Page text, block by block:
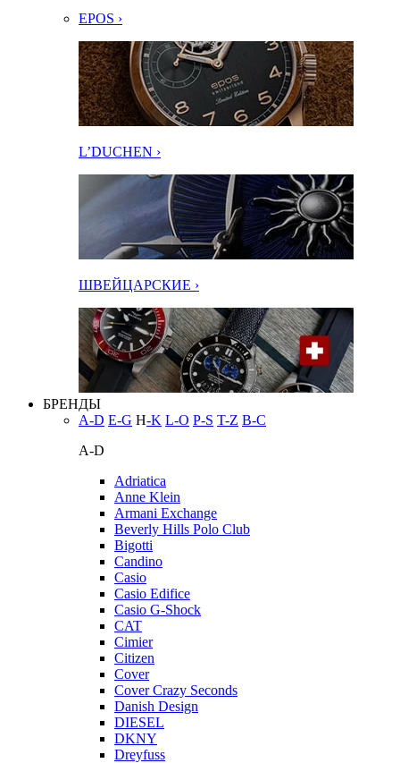
EPOS ›
L’DUCHEN ›
ШВЕЙЦАРСКИЕ ›
БРЕНДЫ
A-D E-G H-K L-O P-S T-Z В-С
A-D
Adriatica
Anne Klein
Armani Exchange
Beverly Hills Polo Club
Bigotti
Candino
Casio
Casio Edifice
Casio G-Shock
CAT
Cimier
Citizen
Cover
Cover Crazy Seconds
Danish Design
DIESEL
DKNY
Dreyfuss